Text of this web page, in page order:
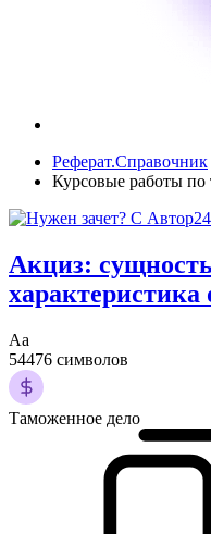
Реферат.Справочник
Курсовые работы
Акциз:
характеристика
Аа
54476 символов
Таможенное дело